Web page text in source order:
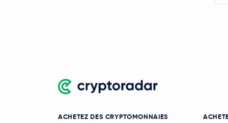
Official World Liberty
ACHETEZ DES CRYPTOMONNAIES